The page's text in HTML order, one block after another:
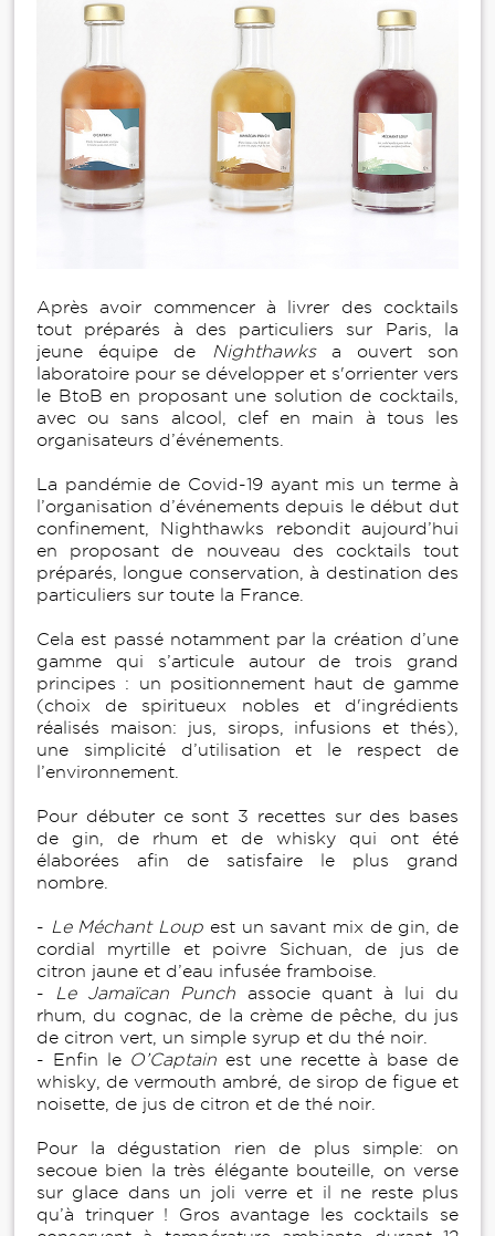
Après avoir commencer à livrer des cocktails
tout préparés à des particuliers sur Paris, la
jeune équipe de Nighthawksa ouvert son
laboratoire pour se développer et s'orrienter vers
le BtoB en proposant une solution de cocktails,
avec ou sans alcool, clef en main à tous les
organisateurs d’événements.
La pandémie de Covid-19 ayant mis un terme à
l’organisation d’événements depuis le début dut
confinement, Nighthawks rebondit aujourd’hui
en proposant de nouveau des cocktails tout
préparés, longue conservation, à destination des
particuliers sur toute la France.
Cela est passé notamment par la création d’une
gamme qui s’articule autour de trois grand
principes : un positionnement haut de gamme
(choix de spiritueux nobles et d'ingrédients
réalisés maison: jus, sirops, infusions et thés),
une simplicité d’utilisation et le respect de
l’environnement.
Pour débuter ce sont 3 recettes sur des bases
de gin, de rhum et de whisky qui ont été
élaborées afin de satisfaire le plus grand
nombre.
- Le Méchant Loup est un savant mix de gin, de
cordial myrtille et poivre Sichuan, de jus de
citron jaune et d’eau infusée framboise.
- Le Jamaïcan Punch associe quant à lui du
rhum, du cognac, de la crème de pêche, du jus
de citron vert, un simple syrup et du thé noir.
- Enfin le O’Captain est une recette à base de
whisky, de vermouth ambré, de sirop de figue et
noisette, de jus de citron et de thé noir.
Pour la dégustation rien de plus simple: on
secoue bien la très élégante bouteille, on verse
sur glace dans un joli verre et il ne reste plus
qu’à trinquer ! Gros avantage les cocktails se